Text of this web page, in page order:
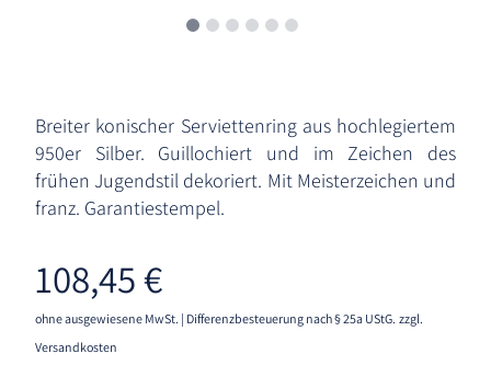
Breiter konischer Serviettenring aus hochlegiertem
950er Silber. Guillochiert und im Zeichen des
frühen Jugendstil dekoriert. Mit Meisterzeichen und
franz. Garantiestempel.
108,45€
ohne ausgewiesene MwSt. | Differenzbesteuerung nach § 25a UStG. zzgl.
Versandkosten